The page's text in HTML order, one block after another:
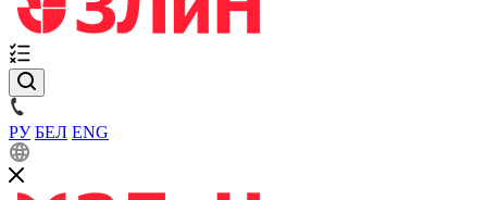
РУ БЕЛ ENG